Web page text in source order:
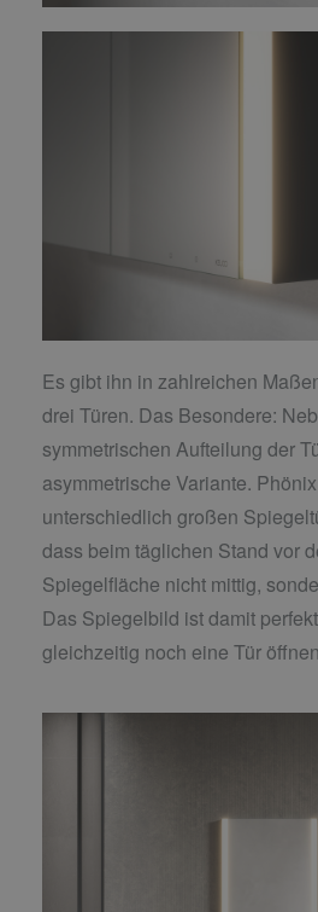
Es gibt ihn in zahlreichen
drei Türen. Das Besondere:
symmetrischen Aufteilung der
asymmetrische Variante.
unterschiedlich großen
dass beim täglichen Stand vor
Spiegelfläche nicht mittig,
Das Spiegelbild ist damit
gleichzeitig noch eine Tür